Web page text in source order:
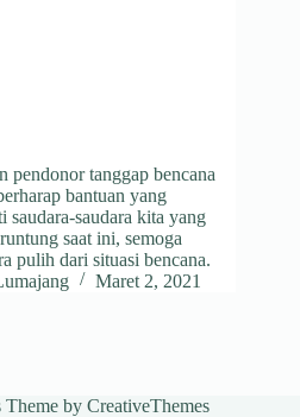
tanggap bencana
bantuan yang
saudara kita yang
saat ini, semoga
pulih dari situasi bencana.
Maret 2, 2021
Theme by CreativeThemes